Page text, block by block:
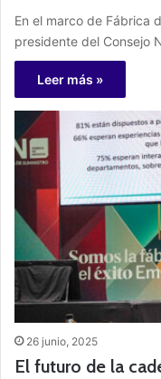
En el marco de Fábrica
presidente del Consejo
Leer más »
26 junio, 2025
El futuro de la